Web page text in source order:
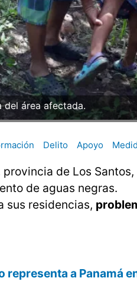
del área afectada.
Delito Apoyo
provincia de Los
de aguas negras.
sus residencias,
a Panamá